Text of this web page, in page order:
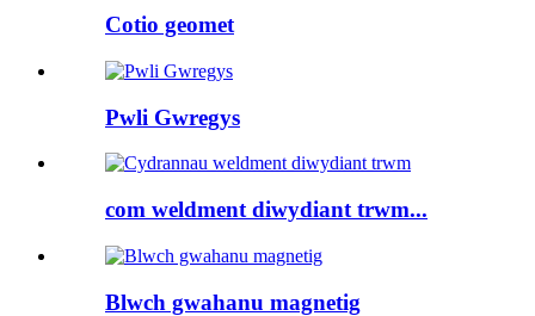
Cotio geomet
Pwli Gwregys
com weldment diwydiant trwm...
Blwch gwahanu magnetig